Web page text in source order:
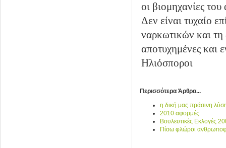
οι βιομηχανίες
Δεν είναι τυχαίο
ναρκωτικών και τη
αποτυχημένες και
Ηλιόσποροι
Περισσότερα Άρθρα...
η δική μας πράσινη
2010 αφορμές
Βουλευτικές Εκλογές
Πίσω φλώροι